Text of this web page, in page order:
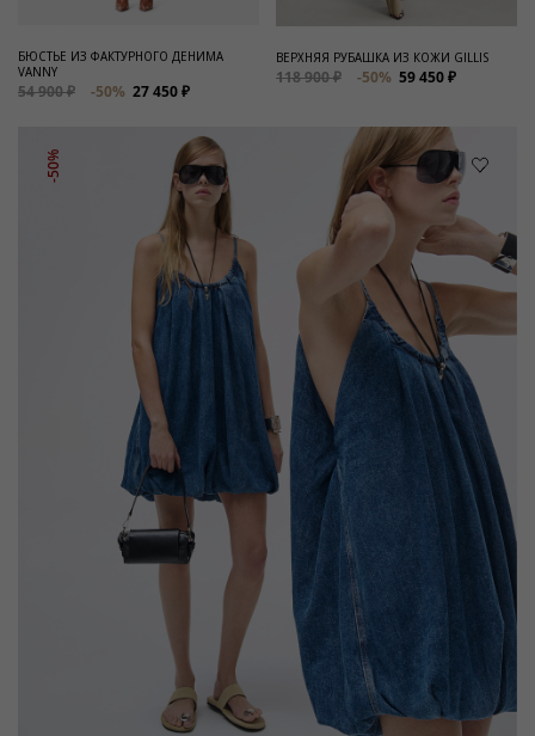
БЮСТЬЕ ИЗ ФАКТУРНОГО ДЕНИМА
VANNY
54 900 ₽ -50% 27 450 ₽
ВЕРХНЯЯ РУБАШКА ИЗ КОЖИ GILLIS
118 900 ₽ -50% 59 450 ₽
-50%